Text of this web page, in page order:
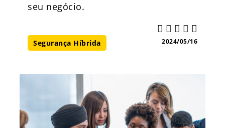
seu negócio.
Segurança Híbrida 2024/05/16